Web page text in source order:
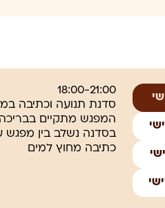
בסדנה נשלב בין מפגש
כתיבה מחוץ למים